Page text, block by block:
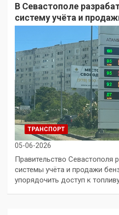
В Севастополе
систему учёта и
ТРАНСПОРТ
05-06-2026
Правительство Севастополя
системы учёта и продажи
упорядочить доступ к